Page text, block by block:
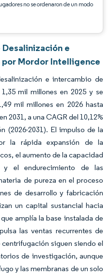
no se ordenaron de un modo
e
Mordor Intelligence
e intercambio de
mil millones en 2025 y se
mil millones en 2026 hasta
2031, a una CAGR del 10,12%
(2026-2031). El impulso de la
la rápida expansión de la
el aumento de la capacidad
el endurecimiento de las
de pureza en el proceso
de desarrollo y fabricación
un capital sustancial hacia
amplía la base instalada de
las ventas recurrentes de
siguen siendo el
de investigación, aunque
y las membranas de un solo